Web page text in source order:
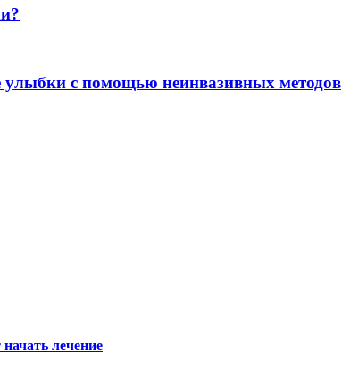
улыбки с помощью неинвазивных методов
лечение